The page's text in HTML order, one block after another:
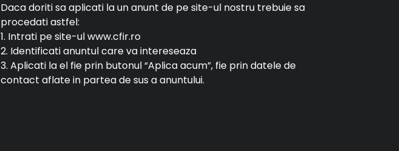
Daca doriti sa aplicati la un anunt de pe site-ul nostru trebuie sa
procedati astfel:
1. Intrati pe site-ul www.cfir.ro
2. Identificati anuntul care va intereseaza
3. Aplicati la el fie prin butonul “Aplica acum”, fie prin datele de
contact aflate in partea de sus a anuntului.